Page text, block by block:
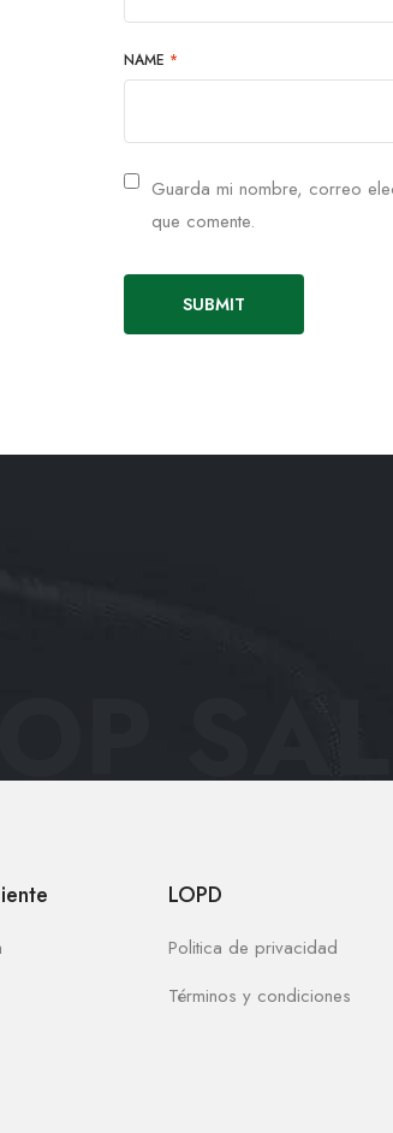
NAME *
Guarda mi nombre, correo
que comente.
LOPD
Politica de privacidad
Términos y condiciones